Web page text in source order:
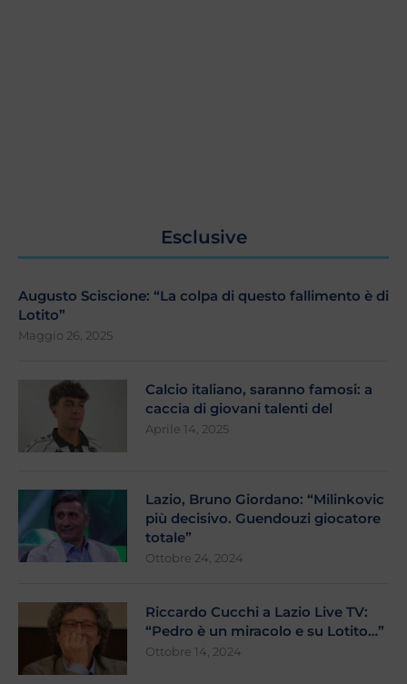
Esclusive
Augusto Sciscione: “La colpa di questo fallimento è di
Lotito”
Maggio 26, 2025
Calcio italiano, saranno famosi: a
caccia di giovani talenti del
Aprile 14, 2025
Lazio, Bruno Giordano: “Milinkovic
più decisivo. Guendouzi giocatore
totale”
Ottobre 24, 2024
Riccardo Cucchi a Lazio Live TV:
“Pedro è un miracolo e su Lotito…”
Ottobre 14, 2024